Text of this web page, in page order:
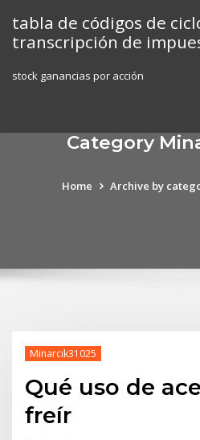
content
tabla de códigos de
transcripción de
stock ganancias por acción
Category
Home Archive by
Minarcik31025
Qué uso de
freír